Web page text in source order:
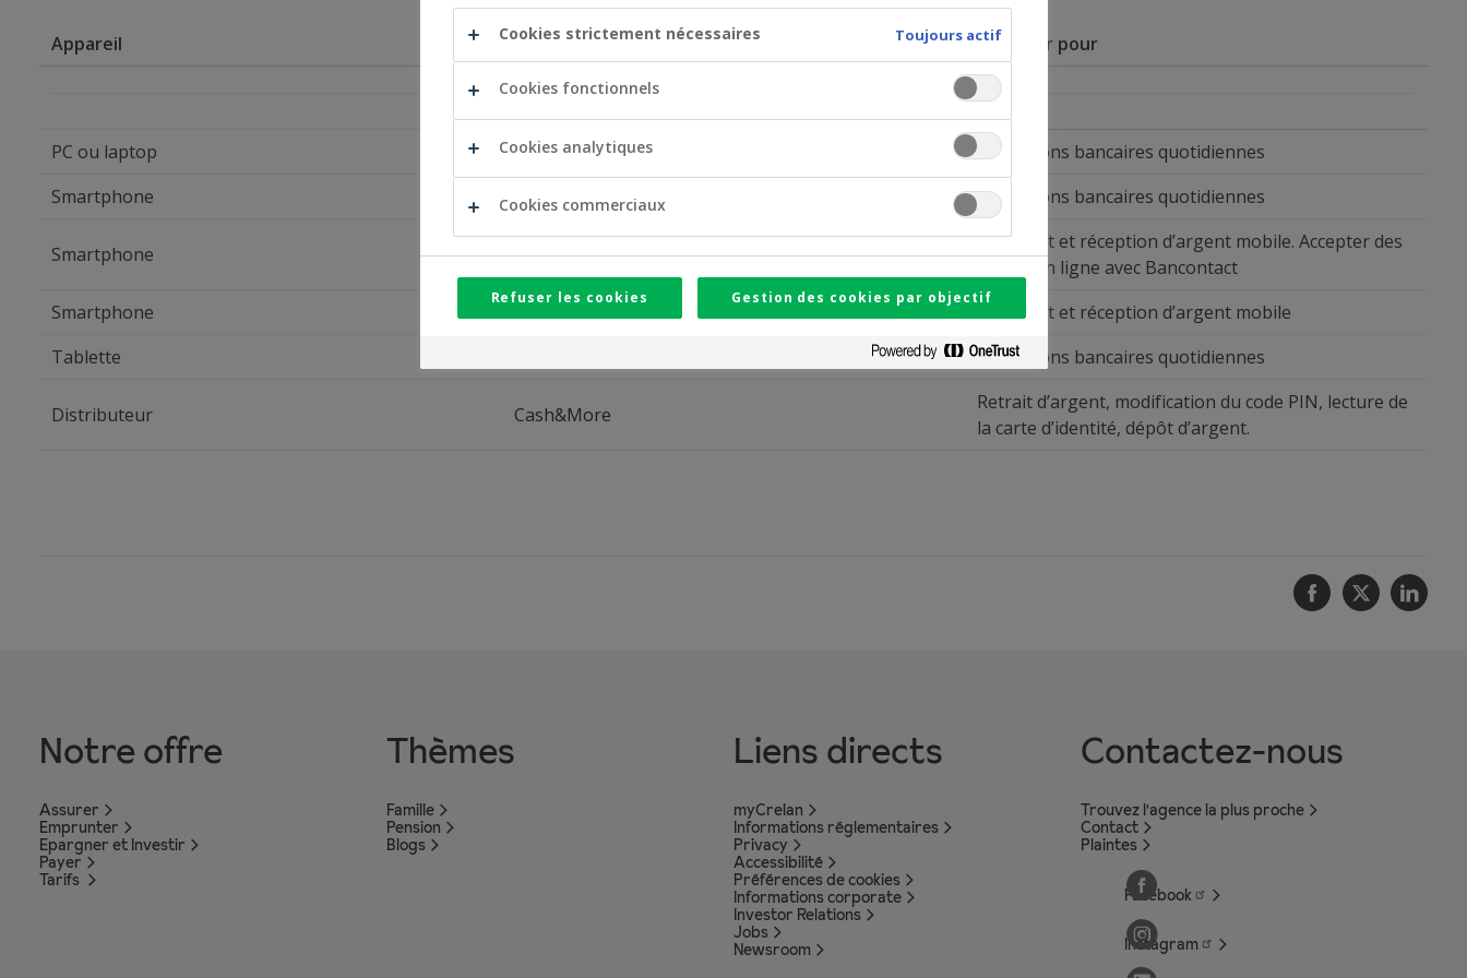
Appareil Solution À utiliser pour
PC ou laptop myCrelan
Opérations bancaires quotidiennes
Smartphone
Appli Crelan Mobile Opérations bancaires quotidiennes
Smartphone Appli Bancontact
Paiement et réception d’argent mobile. Accepter des
achats en ligne avec Bancontact
Smartphone
Autres applis de paiement
Paiement et réception d’argent mobile
Tablette
Opérations bancaires quotidiennes
Distributeur Cash&More
Retrait d’argent, modification du code PIN, lecture de
la carte d’identité, dépôt d’argent.
Facebook
Twitter
Notre offre
Assurer
Emprunter
Epargner et Investir
Payer
Tarifs
Thèmes
Famille
Pension
Blogs
Liens directs
myCrelan
Informations réglementaires
Privacy
Accessibilité
Préférences de cookies
Informations corporate
Investor Relations
Jobs
Newsroom
Contactez-nous
Trouvez l'agence la plus proche
Contact
Plaintes
Facebook
Instagram
Cookies strictement nécessaires Toujours actif
Cookies fonctionnels
Cookies analytiques
Cookies commerciaux
Refuser les cookies Gestion des cookies par objectif